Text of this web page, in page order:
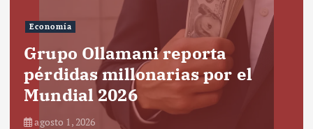
Economía
Grupo Ollamani reporta
pérdidas millonarias por el
Mundial 2026
agosto 1, 2026